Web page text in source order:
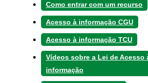
Como entrar com um recurso
Acesso à informação CGU
Acesso à informação TCU
Vídeos sobre a Lei de Acesso
informação